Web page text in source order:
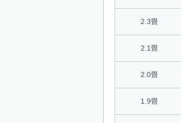
2.3畳
2.1畳
2.0畳
1.9畳